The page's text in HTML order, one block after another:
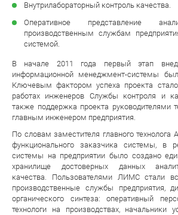
Внутрилабораторный контроль качества.
Оперативное представление
производственным службам
системой.
В начале 2011 года первый этап
информационной менеджмент-системы
Ключевым фактором успеха проекта
работах инженеров Службы контроля и
также поддержка проекта руководителями
главным инженером предприятия.
По словам заместителя главного технолога
функционального заказчика системы, в
системы на предприятии было создано
хранилище достоверных данных
качества. Пользователями ЛИМС стали
производственные службы предприятия,
органического синтеза: оперативный
технологи на производствах, начальники